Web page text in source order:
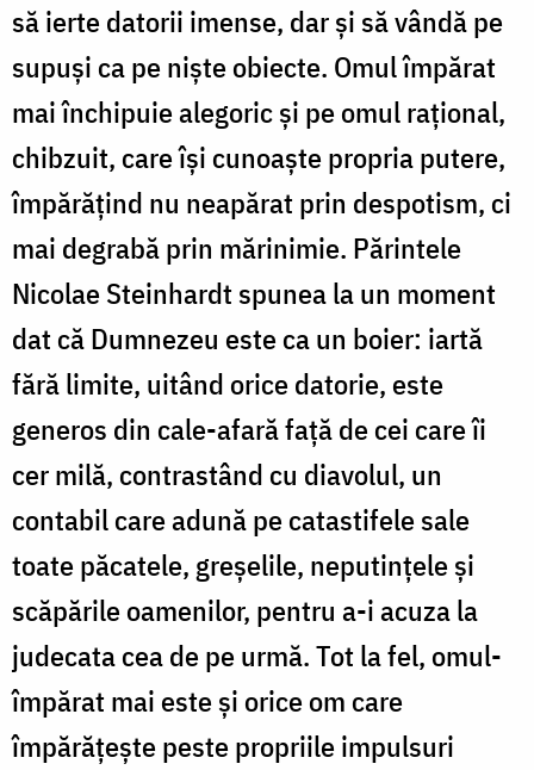
să ierte datorii imense, dar și să vândă pe
supuși ca pe niște obiecte. Omul împărat
mai închipuie alegoric și pe omul rațional,
chibzuit, care își cunoaște propria putere,
împărățind nu neapărat prin despotism, ci
mai degrabă prin mărinimie. Părintele
Nicolae Steinhardt spunea la un moment
dat că Dumnezeu este ca un boier: iartă
fără limite, uitând orice datorie, este
generos din cale-afară față de cei care îi
cer milă, contrastând cu diavolul, un
contabil care adună pe catastifele sale
toate păcatele, greșelile, neputințele și
scăpările oamenilor, pentru a-i acuza la
judecata cea de pe urmă. Tot la fel, omul-
împărat mai este și orice om care
împărățește peste propriile impulsuri